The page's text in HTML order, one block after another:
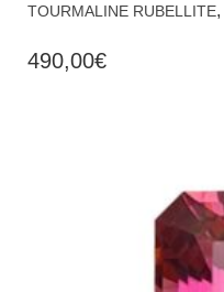
TOURMALINE RUBELLITE,
490,00€